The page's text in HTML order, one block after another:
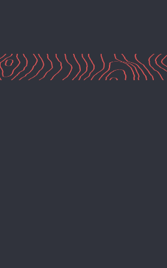
arbeitenÜber unsKontakt